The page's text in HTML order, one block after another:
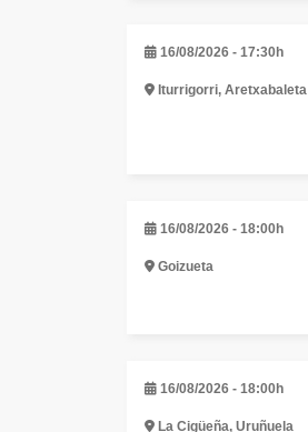
16/08/2026 - 17:30h
Iturrigorri, Aretxabaleta
16/08/2026 - 18:00h
Goizueta
16/08/2026 - 18:00h
La Cigüeña, Uruñuela